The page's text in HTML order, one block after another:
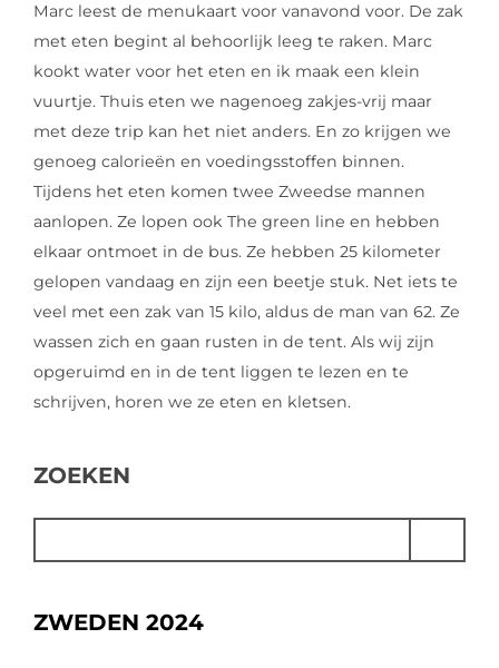
Marc leest de menukaart voor vanavond voor. De zak
met eten begint al behoorlijk leeg te raken. Marc
kookt water voor het eten en ik maak een klein
vuurtje. Thuis eten we nagenoeg zakjes-vrij maar
met deze trip kan het niet anders. En zo krijgen we
genoeg calorieën en voedingsstoffen binnen.
Tijdens het eten komen twee Zweedse mannen
aanlopen. Ze lopen ook The green line en hebben
elkaar ontmoet in de bus. Ze hebben 25 kilometer
gelopen vandaag en zijn een beetje stuk. Net iets te
veel met een zak van 15 kilo, aldus de man van 62. Ze
wassen zich en gaan rusten in de tent. Als wij zijn
opgeruimd en in de tent liggen te lezen en te
schrijven, horen we ze eten en kletsen.
ZOEKEN
ZWEDEN 2024